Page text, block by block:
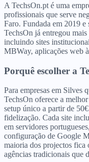
A TechsOn.pt é uma
profissionais que serve
Faro. Fundada em 2019 e
TechsOn já entregou
incluindo sites
MBWay, aplicações web
Porquê escolher a
Para empresas em Silves
TechsOn oferece a
setup único a partir de
fidelização. Cada site
em servidores
configuração de Google
maioria dos projectos fica
agências tradicionais que